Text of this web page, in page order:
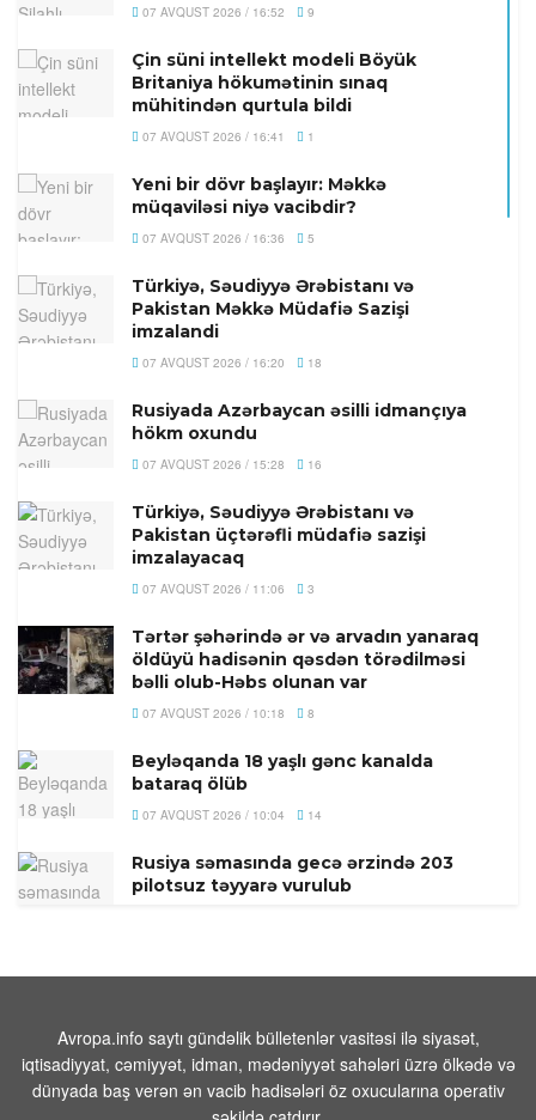
07 AVQUST 2026 / 16:52 9
Çin süni intellekt modeli Böyük
Britaniya hökumətinin sınaq
mühitindən qurtula bildi
07 AVQUST 2026 / 16:41 1
Yeni bir dövr başlayır: Məkkə
müqaviləsi niyə vacibdir?
07 AVQUST 2026 / 16:36 5
Türkiyə, Səudiyyə Ərəbistanı və
Pakistan Məkkə Müdafiə Sazişi
imzalandi
07 AVQUST 2026 / 16:20 18
Rusiyada Azərbaycan əsilli idmançıya
hökm oxundu
07 AVQUST 2026 / 15:28 16
Türkiyə, Səudiyyə Ərəbistanı və
Pakistan üçtərəfli müdafiə sazişi
imzalayacaq
07 AVQUST 2026 / 11:06 3
Tərtər şəhərində ər və arvadın yanaraq
öldüyü hadisənin qəsdən törədilməsi
bəlli olub-Həbs olunan var
07 AVQUST 2026 / 10:18 8
Beyləqanda 18 yaşlı gənc kanalda
bataraq ölüb
07 AVQUST 2026 / 10:04 14
Rusiya səmasında gecə ərzində 203
pilotsuz təyyarə vurulub
Qapalı Səhifədir”
07 AVQUST 2026 / 9:26 53
Yekaterinburqdakı Wildberries
Avropa.info saytı gündəlik bülletenlər vasitəsi ilə siyasət,
iqtisadiyyat, cəmiyyət, idman, mədəniyyət sahələri üzrə ölkədə və
dünyada baş verən ən vacib hadisələri öz oxucularına operativ